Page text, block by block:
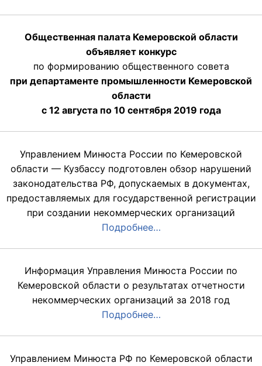
Общественная палата Кемеровской области
объявляет конкурс
по формированию общественного совета
при департаменте промышленности Кемеровской
области
с 12 августа по 10 сентября 2019 года
Управлением Минюста России по Кемеровской
области — Кузбассу подготовлен обзор нарушений
законодательства РФ, допускаемых в документах,
предоставляемых для государственной регистрации
при создании некоммерческих организаций
Подробнее…
Информация Управления Минюста России по
Кемеровской области о результатах отчетности
некоммерческих организаций за 2018 год
Подробнее…
Управлением Минюста РФ по Кемеровской области